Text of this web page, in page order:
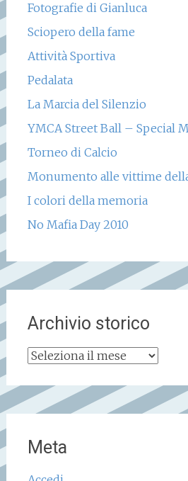
Fotografie di Gianluca
Sciopero della fame
Attività Sportiva
Pedalata
La Marcia del Silenzio
YMCA Street Ball – Special
Torneo di Calcio
Monumento alle vittime
I colori della memoria
No Mafia Day 2010
Archivio storico
Archivio
Meta